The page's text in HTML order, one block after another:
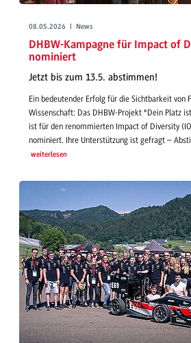
08.05.2026 | News
DHBW-Kampagne für Impact of
nominiert
Jetzt bis zum 13.5. abstimmen!
Ein bedeutender Erfolg für die Sichtbarkeit von
Wissenschaft: Das DHBW-Projekt "Dein Platz
ist für den renommierten Impact of Diversity
nominiert. Ihre Unterstützung ist gefragt –
weiterlesen